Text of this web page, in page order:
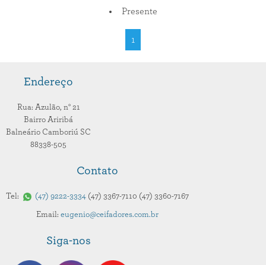
Presente
1
Endereço
Rua: Azulão, n° 21
Bairro Ariribá
Balneário Camboriú SC
88338-505
Contato
Tel: 47 9222-3334 47 3367-7110 47 3360-7167
Email: eugenio@ceifadores.com.br
Siga-nos